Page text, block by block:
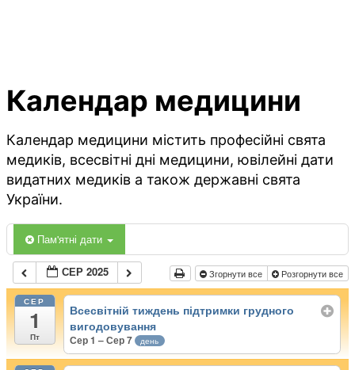
Календар медицини
Календар медицини містить професійні свята
медиків, всесвітні дні медицини, ювілейні дати
видатних медиків а також державні свята
України.
Пам'ятні дати
СЕР 2025 Згорнути все Розгорнути все
СЕР
1
Пт
Всесвітній тиждень підтримки грудного
вигодовування
Сер 1 – Сер 7 день